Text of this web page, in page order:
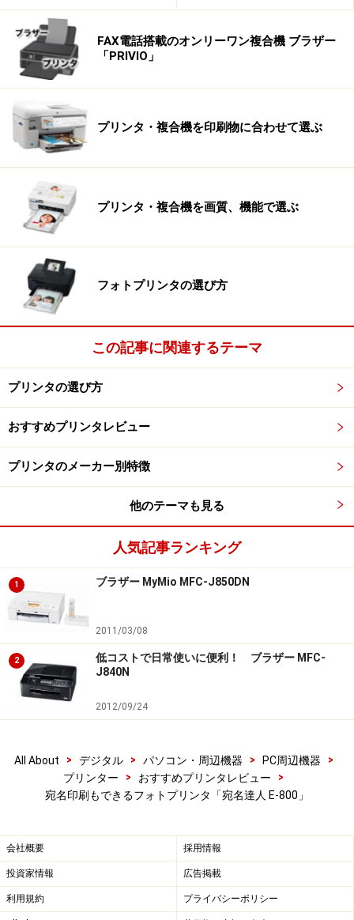
USBメモリーやメモリーカードのほか、CD/DVDドライ
ブからの直接印刷にも対応。PLAYSTATION 3やiPhoneか
らも印刷できる。オプションでBluetoothや無線LAN経由
い。
1/2 次のページへ
FAX電話搭載のオンリーワン複合機 ブラザー
「PRIVIO」
プリンタ・複合機を印刷物に合わせて選ぶ
プリンタ・複合機を画質、機能で選ぶ
フォトプリンタの選び方
この記事に関連するテーマ
プリンタの選び方
おすすめプリンタレビュー
プリンタのメーカー別特徴
他のテーマも見る
人気記事ランキング
1 ブラザー MyMio MFC-J850DN
2011/03/08
2
低コストで日常使いに便利！ ブラザー MFC-
J840N
2012/09/24
All About > デジタル > パソコン・周辺機器 > PC周辺機器
>
プリンター
> おすすめプリンタレビュー
>
宛名印刷もできるフォトプリンタ「宛名達人 E-800」
会社概要 採用情報
投資家情報 広告掲載
利用規約 プライバシーポリシー